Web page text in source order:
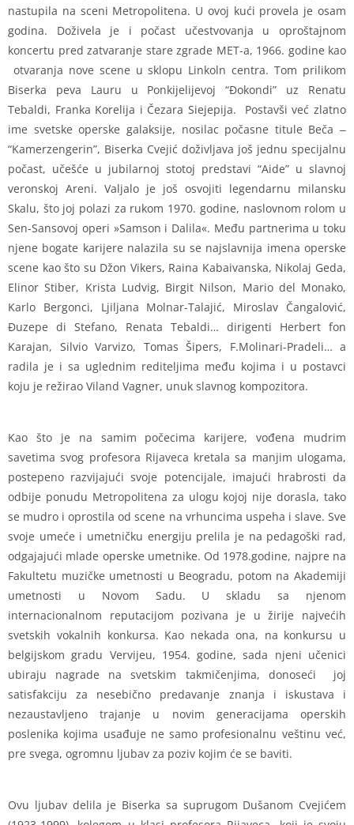
nastupila na sceni Metropolitena. U ovoj kući provela je osam
godina. Doživela je i počast učestvovanja u oproštajnom
koncertu pred zatvaranje stare zgrade MET-a, 1966. godine kao
otvaranja nove scene u sklopu Linkoln centra. Tom prilikom
Biserka peva Lauru u Ponkijelijevoj “Đokondi” uz Renatu
Tebaldi, Franka Korelija i Čezara Siejepija. Postavši već zlatno
ime svetske operske galaksije, nosilac počasne titule Beča ‒
“Kamerzengerin”, Biserka Cvejić doživljava još jednu specijalnu
počast, učešće u jubilarnoj stotoj predstavi “Aide” u slavnoj
veronskoj Areni. Valjalo je još osvojiti legendarnu milansku
Skalu, što joj polazi za rukom 1970. godine, naslovnom rolom u
Sen-Sansovoj operi »Samson i Dalila«. Među partnerima u toku
njene bogate karijere nalazila su se najslavnija imena operske
scene kao što su Džon Vikers, Raina Kabaivanska, Nikolaj Geda,
Elinor Stiber, Krista Ludvig, Birgit Nilson, Mario del Monako,
Karlo Bergonci, Ljiljana Molnar-Talajić, Miroslav Čangalović,
Đuzepe di Stefano, Renata Tebaldi… dirigenti Herbert fon
Karajan, Silvio Varvizo, Tomas Šipers, F.Molinari-Pradeli… a
radila je i sa uglednim rediteljima među kojima i u postavci
koju je režirao Viland Vagner, unuk slavnog kompozitora.
Kao što je na samim počecima karijere, vođena mudrim
savetima svog profesora Rijaveca kretala sa manjim ulogama,
postepeno razvijajući svoje potencijale, imajući hrabrosti da
odbije ponudu Metropolitena za ulogu kojoj nije dorasla, tako
se mudro i oprostila od scene na vrhuncima uspeha i slave. Sve
svoje umeće i umetničku energiju prelila je na pedagoški rad,
odgajajući mlade operske umetnike. Od 1978.godine, najpre na
Fakultetu muzičke umetnosti u Beogradu, potom na Akademiji
umetnosti u Novom Sadu. U skladu sa njenom
internacionalnom reputacijom pozivana je u žirije najvećih
svetskih vokalnih konkursa. Kao nekada ona, na konkursu u
belgijskom gradu Vervijeu, 1954. godine, sada njeni učenici
ubiraju nagrade na svetskim takmičenjima, donoseći joj
satisfakciju za nesebično predavanje znanja i iskustava i
nezaustavljeno trajanje u novim generacijama operskih
poslenika kojima usađuje ne samo profesionalnu veštinu već,
pre svega, ogromnu ljubav za poziv kojim će se baviti.
Ovu ljubav delila je Biserka sa suprugom Dušanom Cvejićem